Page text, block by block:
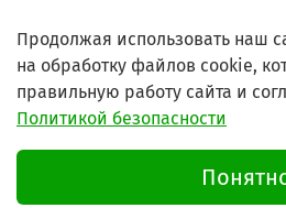
© 2026 Любое использование
Продолжая использовать наш
на обработку файлов cookie,
правильную работу сайта и
Политикой безопасности